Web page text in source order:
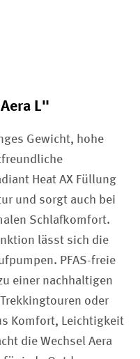
L"
Gewicht, hohe
Heat AX Füllung
und sorgt auch bei
Schlafkomfort.
lässt sich die
PFAS-freie
einer nachhaltigen
oder
Komfort, Leichtigkeit
die Wechsel Aera